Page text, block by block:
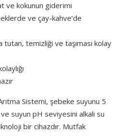
ve kokunun giderimi
ve çay-kahve’de
tutan, temizliği ve taşıması kolay
Sistemi, şebeke suyunu 5
suyun pH seviyesini alkali su
bir cihazdır. Mutfak